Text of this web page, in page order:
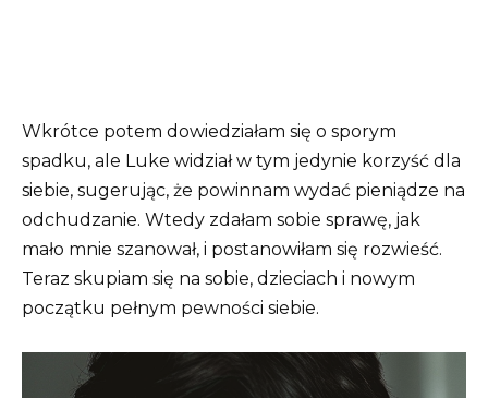
Wkrótce potem dowiedziałam się o sporym
spadku, ale Luke widział w tym jedynie korzyść dla
siebie, sugerując, że powinnam wydać pieniądze na
odchudzanie. Wtedy zdałam sobie sprawę, jak
mało mnie szanował, i postanowiłam się rozwieść.
Teraz skupiam się na sobie, dzieciach i nowym
początku pełnym pewności siebie.